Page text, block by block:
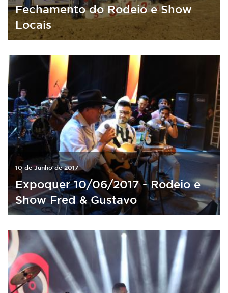
Fechamento do Rodeio e Show
Locais
10 de Junho de 2017
Expoquer 10/06/2017 - Rodeio e
Show Fred & Gustavo